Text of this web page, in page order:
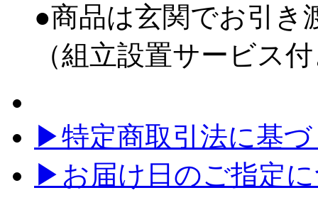
●商品は玄関でお引き
（組立設置サービス
▶特定商取引法に基
▶お届け日のご指定